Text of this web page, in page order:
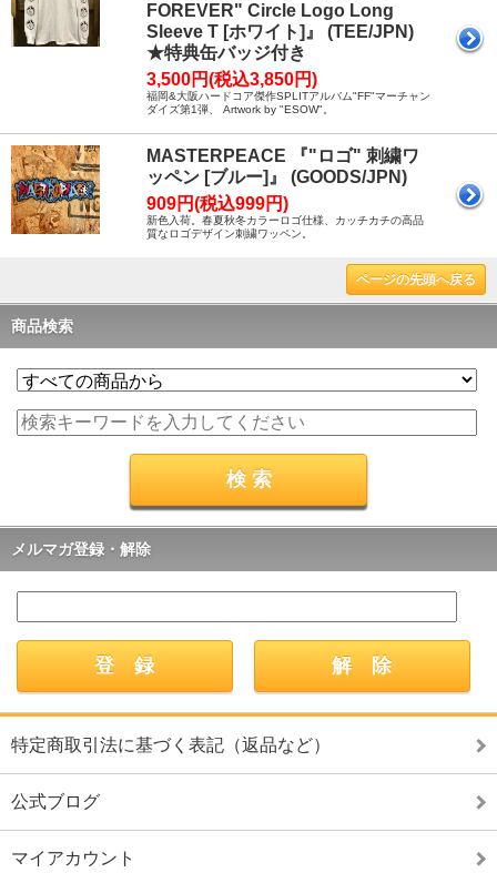
FOREVER" Circle Logo Long
Sleeve T [ホワイト]』 (TEE/JPN)
★特典缶バッジ付き
3,500円(税込3,850円)
福岡&大阪ハードコア傑作SPLITアルバム"FF"マーチャン
ダイズ第1弾、 Artwork by "ESOW"。
MASTERPEACE 『"ロゴ" 刺繍ワ
ッペン [ブルー]』 (GOODS/JPN)
909円(税込999円)
新色入荷。春夏秋冬カラーロゴ仕様、カッチカチの高品
質なロゴデザイン刺繍ワッペン。
ページの先頭へ戻る
商品検索
メルマガ登録・解除
特定商取引法に基づく表記（返品など）
公式ブログ
マイアカウント